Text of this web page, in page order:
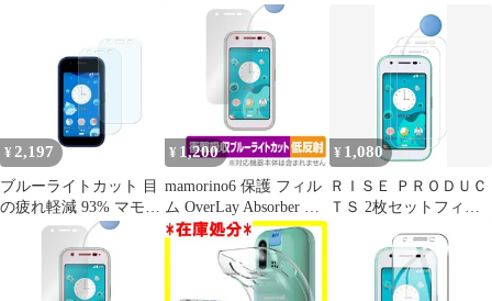
スフィルム シート シー
ル スクリーン プロテク
ター 2.5Dラウンドエッ
ジ加工 貼り付け簡単 貼
り直し可能
ス 薄型 軽量 耐衝撃 衝
撃なじむ シリコン TPU
透明 携帯カバ－ ワイヤ
レス充電用 無地 シンプ
ル 全面 クリア マイク
ロドット加工 キッズフ
ォン マモリーノ6 用 互
換性あり 1361
mamorino6 マモリーノ6
保護フィルム ガラスフ
ィルム フィルム 強化ガ
ラス 液晶保護 飛散防止
指紋防止 硬度9H
¥ 2,197
ブルーライトカット 目
の疲れ軽減 93% マモリ
ーノ6 mamorino6 SHF35
用 ガラスフィルム 日本
製硝子採用 強化 ガラス
液晶画面 保護フィルム
¥ 1,200
mamorino6 保護 フィル
ム OverLay Absorber 低
反射 for au キッズ向け
ケータイ マモリーノ シ
ックス 衝撃吸収 反射防
止 アブソーバー 抗菌
¥ 1,080
ＲＩＳＥ ＰＲＯＤＵＣ
ＴＳ 2枚セットフィル
ノ シックス対応 ガラス
フィルム 保護フィルム
強化 高透過 高光沢 日